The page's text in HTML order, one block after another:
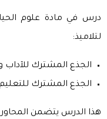
درس في مادة علوم
لتلاميذ:
الجذع المشترك للآداب
الجذع المشترك
هذا الدرس يتضمن المحاور